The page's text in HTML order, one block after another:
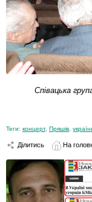
Співацька
Теги: концерт, Пряшів
Ділитись На